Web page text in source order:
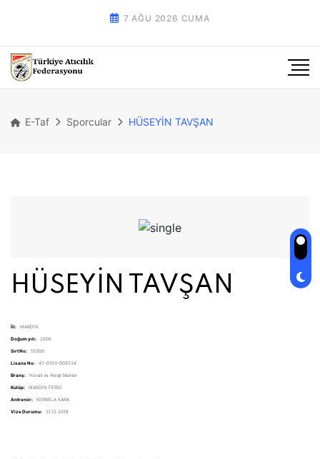
7 AĞU 2026 CUMA
E-Taf Sporcular HÜSEYİN TAVŞAN
HÜSEYİN TAVŞAN
İli: MARDİN
Doğum yılı: 2006
Sırt No: 10300
Lisans No: 47-0103-005534
Branş: Havalı ve Ateşli Silahlar
Kulüp: MARDİN FERDİ
Antrenör: KERBELA KARA
Vize Durumu: 31.12.2018